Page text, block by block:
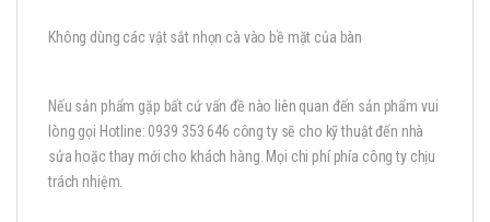
Không dùng các vật sắt nhọn cà vào bề mặt của bàn
Nếu sản phẩm gặp bất cứ vấn đề nào liên quan đến sản phẩm vui
lòng gọi Hotline: 0939 353 646 công ty sẽ cho kỹ thuật đến nhà
sửa hoặc thay mới cho khách hàng. Mọi chi phí phía công ty chịu
trách nhiệm.